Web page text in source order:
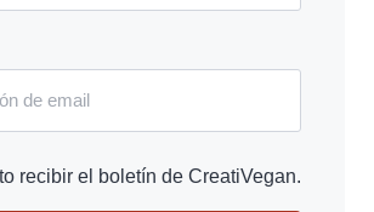
recibir el boletín de CreatiVegan.